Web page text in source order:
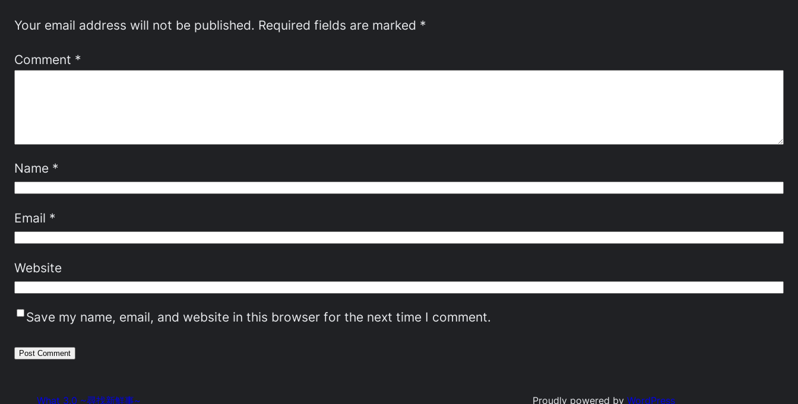
Your email address will not be published. Required fields are marked *
Comment *
Name *
Email *
Website
Save my name, email, and website in this browser for the next time I comment.
What 3.0 ~尋找新鮮事~ Proudly powered byWordPress